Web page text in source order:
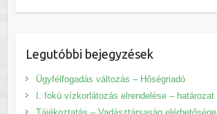
Legutóbbi bejegyzések
Ügyfélfogadás változás – Hőségriadó
I. fokú vízkorlátozás elrendelése – határozat